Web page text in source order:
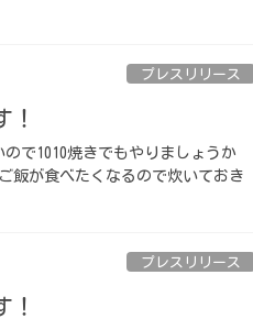
プレスリリース
！
で1010焼きでもやりましょうか
飯が食べたくなるので炊いておき
プレスリリース
！